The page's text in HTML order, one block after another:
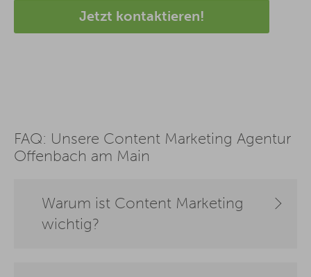
Jetzt kontaktieren!
FAQ: Unsere Content Marketing Agentur
Offenbach am Main
Warum ist Content Marketing
wichtig?